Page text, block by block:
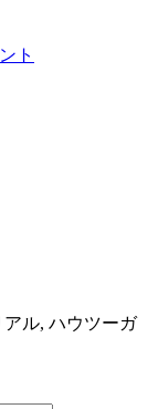
ト
ル, ハウツーガ